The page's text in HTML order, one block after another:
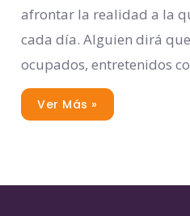
afrontar la realidad a la
cada día. Alguien dirá
ocupados, entretenidos
Ver Más »